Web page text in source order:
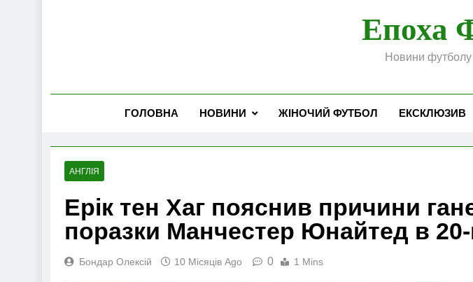
Епоха
Новини футболу
ГОЛОВНА НОВИНИ ЖІНОЧИЙ ФУТБОЛ ЕКСКЛЮЗИВ
АНГЛІЯ
Ерік тен Хаг пояснив причини
поразки Манчестер Юнайтед в
Бондар Олексій 10 Місяців Ago 0 1 Mins